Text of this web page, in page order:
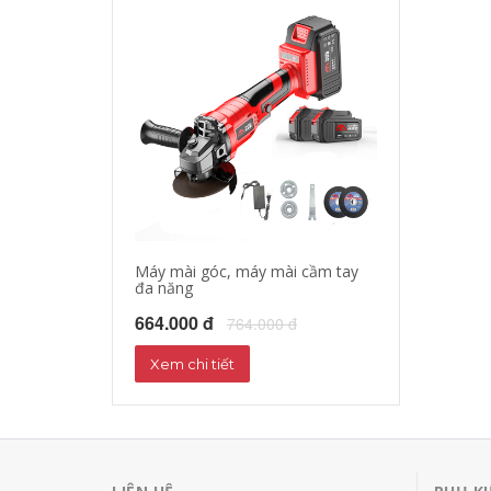
Máy mài góc, máy mài cầm tay
đa năng
664.000 đ 764.000 đ
Xem chi tiết